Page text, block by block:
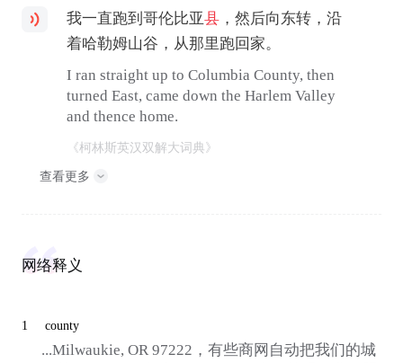
我一直跑到哥伦比亚县 ，然后向东转，沿
着哈勒姆山谷，从那里跑回家。
I ran straight up to Columbia County, then
turned East, came down the Harlem Valley
and thence home.
《柯林斯英汉双解大词典》
查看更多
网络释义
1 county
...Milwaukie, OR 97222，有些商网自动把我们的城